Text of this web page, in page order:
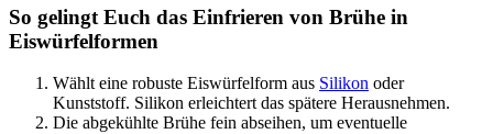
So gelingt Euch das Einfrieren von Brühe in
Eiswürfelformen
Wählt eine robuste Eiswürfelform aus Silikon oder
Kunststoff. Silikon erleichtert das spätere Herausnehmen.
Die abgekühlte Brühe fein abseihen, um eventuelle